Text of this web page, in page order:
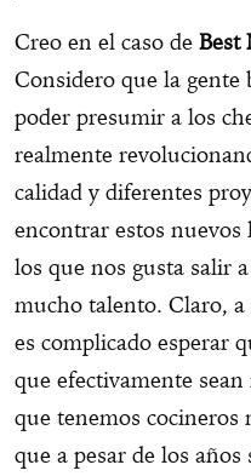
Creo en el caso de Best
Considero que la gente
poder presumir a los
realmente
calidad y diferentes
encontrar estos
los que nos gusta salir
mucho talento. Claro,
es complicado esperar
que efectivamente
que tenemos cocineros
que a pesar de los